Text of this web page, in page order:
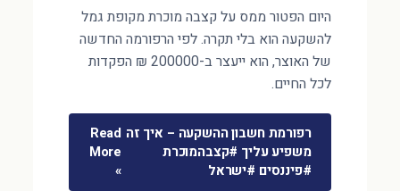
היום הפטור ממס על קצבה מוכרת מקופת גמל
להשקעה הוא בלי תקרה. לפי הרפורמה החדשה
של האוצר, הוא ייעצר ב-200000 ₪ הפקדות
לכל החיים.
רפורמת חשבון ההשקעה – איך זה
משפיע עליך #קצבהמוכרת
#פיננסים #ישראל
Read
More
»